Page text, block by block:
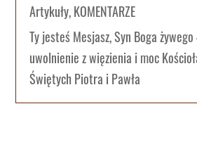
Artykuły,KOMENTARZE
Ty jesteś Mesjasz, Syn Boga
uwolnienie z więzienia i moc
Świętych Piotra i Pawła